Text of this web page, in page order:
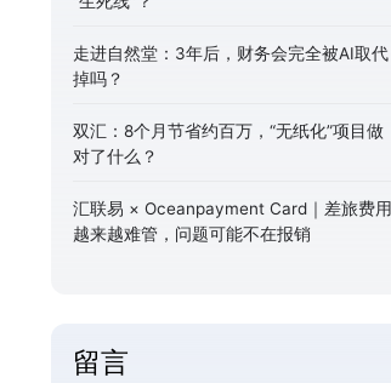
走进自然堂：3年后，财务会完全被AI取代
掉吗？
双汇：8个月节省约百万，“无纸化”项目做
对了什么？
汇联易 × Oceanpayment Card｜差旅费用
越来越难管，问题可能不在报销
留言